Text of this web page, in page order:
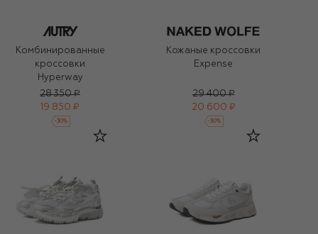
Комбинированные
кроссовки
Hyperway
28 350 ₽
19 850 ₽
-30%
Кожаные кроссовки
Expense
29 400 ₽
20 600 ₽
-30%